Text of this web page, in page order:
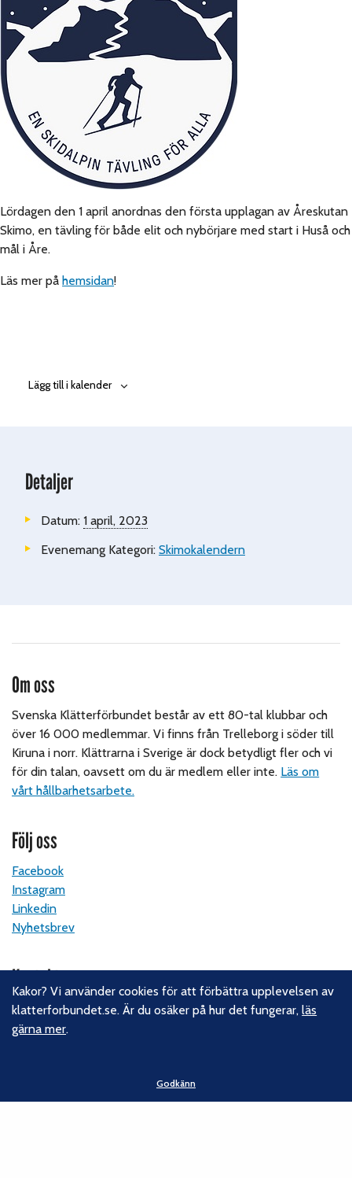
Lördagen den 1 april anordnas den första upplagan av Åreskutan
Skimo, en tävling för både elit och nybörjare med start i Huså och
mål i Åre.
Läs mer på hemsidan!
Lägg till i kalender
Detaljer
Datum: 1 april, 2023
Evenemang Kategori: Skimokalendern
Om oss
Svenska Klätterförbundet består av ett 80-tal klubbar och
över 16 000 medlemmar. Vi finns från Trelleborg i söder till
Kiruna i norr. Klättrarna i Sverige är dock betydligt fler och vi
för din talan, oavsett om du är medlem eller inte. Läs om
vårt hållbarhetsarbete.
Följ oss
Facebook
Instagram
Linkedin
Nyhetsbrev
Kontakt
Svenska Klätterförbundet
Gotlandsgatan 46
kansliet@klatterforbundet.rf.se
Övriga kontaktuppgifter
Kakor? Vi använder cookies för att förbättra upplevelsen av
klatterforbundet.se. Är du osäker på hur det fungerar,läs
gärna mer.
Godkänn